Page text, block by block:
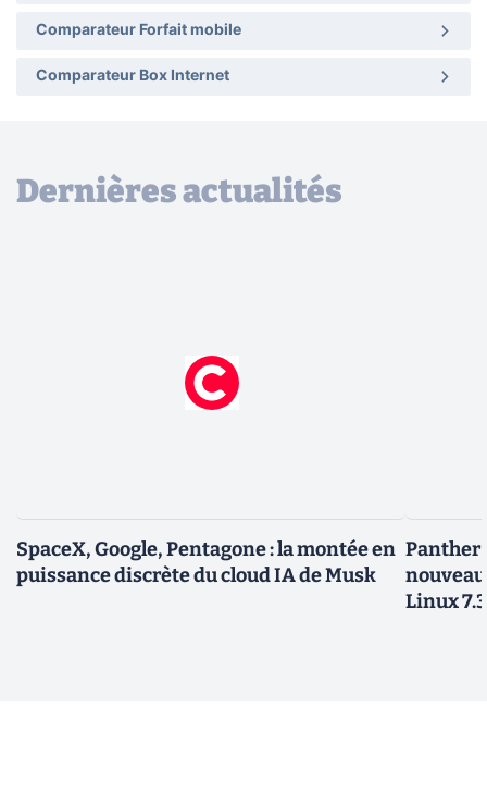
Comparateur Forfait mobile
Comparateur Box Internet
Dernières actualités
SpaceX, Google, Pentagone : la montée en
puissance discrète du cloud IA de Musk
Panther
Linux 7.3